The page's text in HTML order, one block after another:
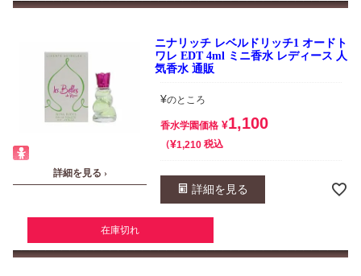
詳細を見る ›
ニナリッチ レベルドリッチ1 オードト
ワレ EDT 4ml ミニ香水 レディース 人
気香水 通販
¥のところ
香水学園価格 ¥1,100
¥1,210 税込
詳細を見る
在庫切れ